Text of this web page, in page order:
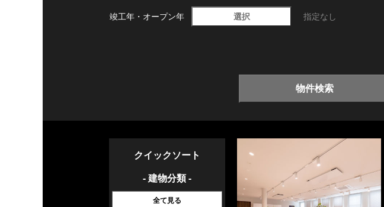
竣工年・ オープン年 選択 指定なし
物件検索
クイックソート
- 建物分類 -
全て見る